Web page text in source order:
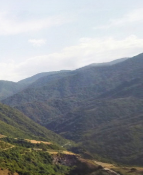
Կամակատար
մատուռ